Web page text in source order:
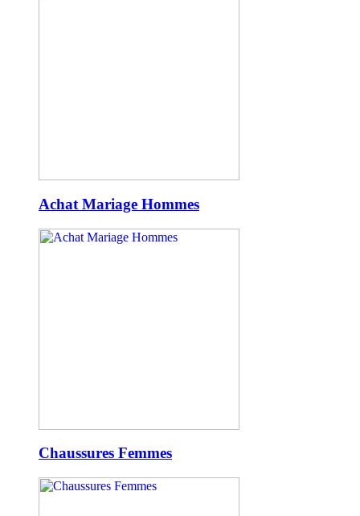
Achat Mariage Hommes
Chaussures Femmes